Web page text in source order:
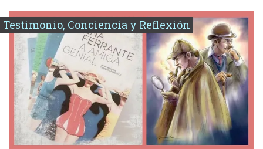
Testimonio, Conciencia y Reflexión